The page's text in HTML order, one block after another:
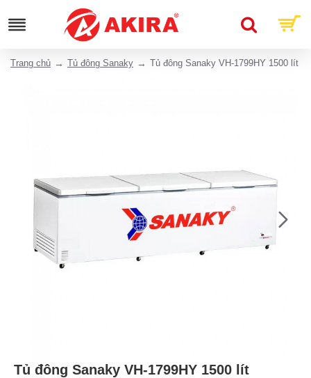
Trang chủ Tủ đông Sanaky Tủ đông Sanaky VH-1799HY 1500 lít
Tủ đông Sanaky VH-1799HY 1500 lít